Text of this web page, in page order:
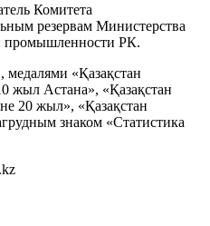
Комитета
резервам Министерства
промышленности РК.
«Қазақстан
жыл Астана», «Қазақстан
20 жыл», «Қазақстан
знаком «Статистика